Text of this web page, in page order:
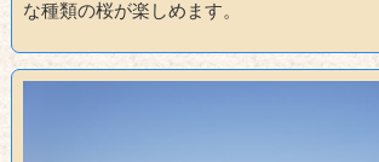
な種類の桜が楽しめます。